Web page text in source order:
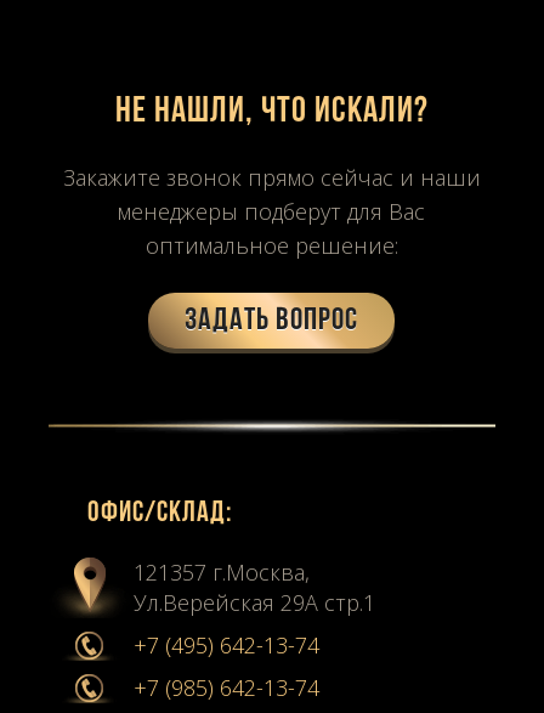
Не нашли, что искали?
Закажите звонок прямо сейчас и наши
менеджеры подберут для Вас
оптимальное решение:
Задать вопрос
Офиc/склад:
121357 г.Москва,
Ул.Верейская 29А стр.1
+7 (495) 642-13-74
+7 (985) 642-13-74